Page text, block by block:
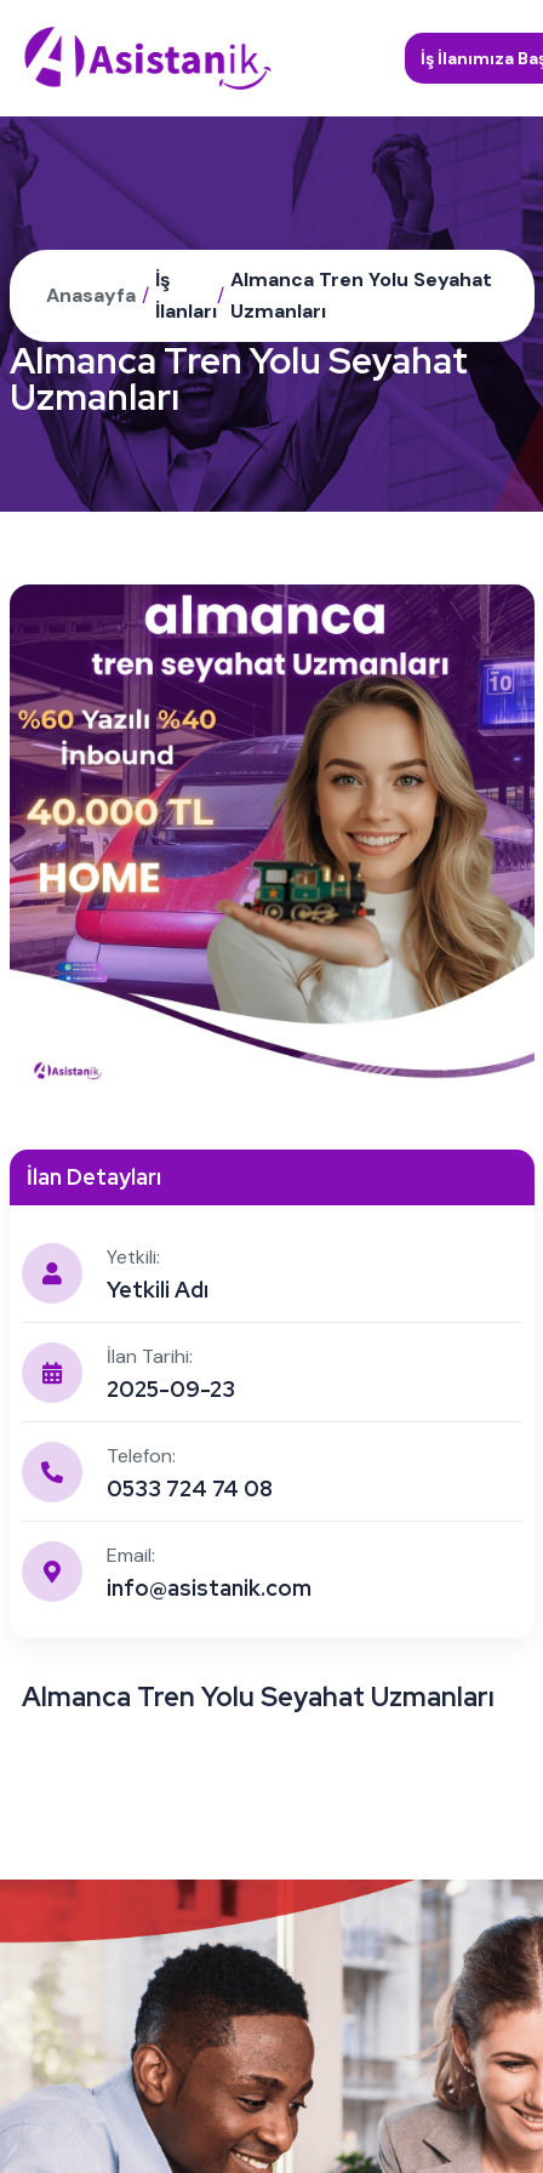
İş İlanımıza
Anasayfa /
İş
İlanları
/
Almanca Tren Yolu Seyahat
Uzmanları
Almanca Tren Yolu Seyahat
Uzmanları
İlan Detayları
Yetkili:
Yetkili Adı
İlan Tarihi:
2025-09-23
Telefon:
0533 724 74 08
Email:
info@asistanik.com
Almanca Tren Yolu Seyahat Uzmanları